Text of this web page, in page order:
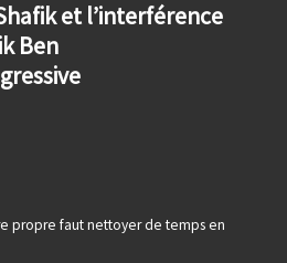
et l’interférence
Ben
propre faut nettoyer de temps en